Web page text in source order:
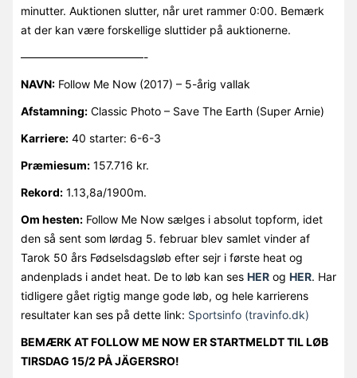
minutter. Auktionen slutter, når uret rammer 0:00. Bemærk
at der kan være forskellige sluttider på auktionerne.
———————————-
NAVN:Follow Me Now (2017) – 5-årig vallak
Afstamning:Classic Photo – Save The Earth (Super Arnie)
Karriere:40 starter: 6-6-3
Præmiesum:157.716 kr.
Rekord:1.13,8a/1900m.
Om hesten:Follow Me Now sælges i absolut topform, idet
den så sent som lørdag 5. februar blev samlet vinder af
Tarok 50 års Fødselsdagsløb efter sejr i første heat og
andenplads i andet heat. De to løb kan ses HERog HER. Har
tidligere gået rigtig mange gode løb, og hele karrierens
resultater kan ses på dette link: Sportsinfo (travinfo.dk)
BEMÆRK AT FOLLOW ME NOW ER STARTMELDT TIL LØB
TIRSDAG 15/2 PÅ JÄGERSRO!